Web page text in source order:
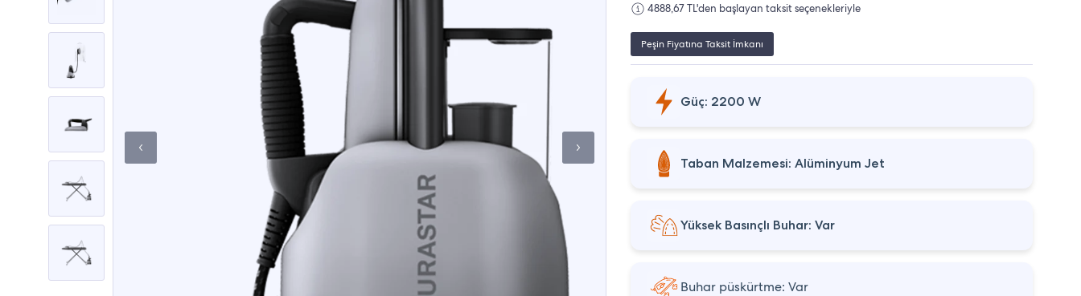
4888,67 TL'den başlayan taksit seçenekleriyle
Peşin Fiyatına Taksit İmkanı
Güç: 2200 W
Taban Malzemesi: Alüminyum Jet
Yüksek Basınçlı Buhar: Var
Buhar püskürtme: Var